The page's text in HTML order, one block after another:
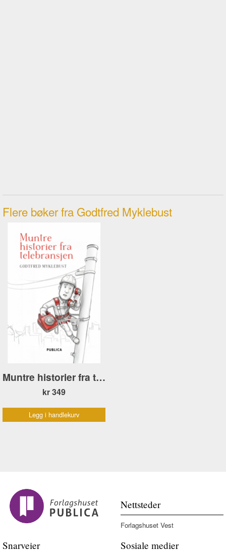
Flere bøker fra Godtfred Myklebust
Muntre historier fra telebransjen
kr 349
Legg i handlekurv
Nettsteder
Forlagshuset Vest
Snarveier Sosiale medier